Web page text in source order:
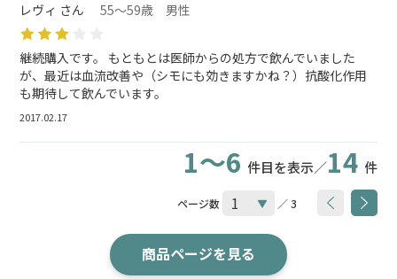
レヴィ さん 55～59歳 男性
継続購入です。 もともとは医師からの処方で飲んでいました
が、最近は血流改善や（シモにも効きますかね？）抗酸化作用
も期待して飲んでいます。
2017.02.17
1～6 件目を表示／14 件
ページ数 ／ 3
商品ページを見る